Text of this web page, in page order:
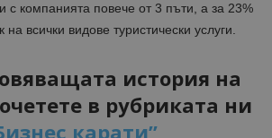
с компанията повече от 3 пъти, а за 23%
на всички видове туристически услуги.
история на
в рубриката ни
карати”